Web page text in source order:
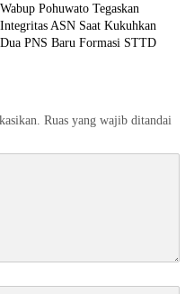
Wabup Pohuwato Tegaskan
Integritas ASN Saat Kukuhkan
Dua PNS Baru Formasi STTD
Ruas yang wajib ditandai